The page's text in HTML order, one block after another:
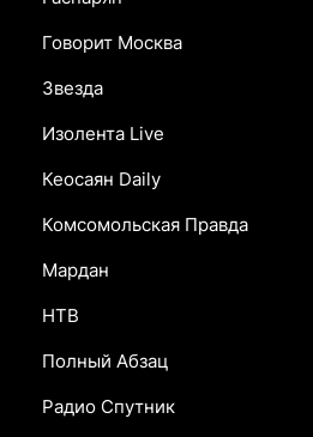
Говорит Москва
Звезда
Изолента Live
Кеосаян Daily
Комсомольская Правда
Мардан
НТВ
Полный Абзац
Радио Спутник